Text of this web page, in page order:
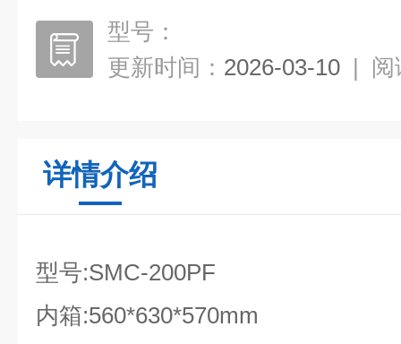
型号：
更新时间： 2026-03-10 | 阅
详情介绍
型号:SMC-200PF
内箱:560*630*570mm